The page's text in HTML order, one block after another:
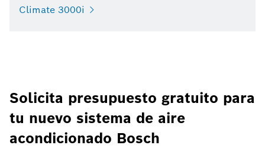
Climate 3000i
Solicita presupuesto gratuito para
tu nuevo sistema de aire
acondicionado Bosch